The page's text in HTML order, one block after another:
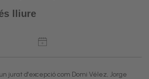
lliure
jurat d'excepció com Domi Vélez, Jorge